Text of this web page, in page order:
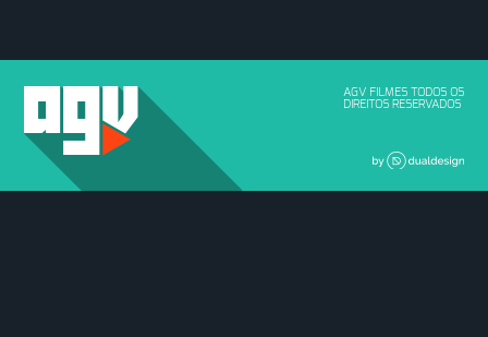
AGV FILMES TODOS OS
DIREITOS RESERVADOS